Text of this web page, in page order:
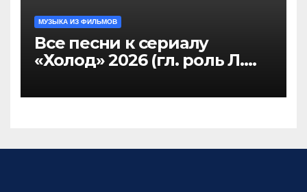
МУЗЫКА ИЗ ФИЛЬМОВ
Все песни к сериалу
«Холод» 2026 (гл. роль Л.
саундтрек слушать